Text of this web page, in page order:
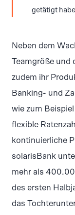
getätigt
Neben dem
Teamgröße und
zudem ihr
Banking- und
wie zum
flexible
kontinuierliche
solarisBank
mehr als
des ersten
das